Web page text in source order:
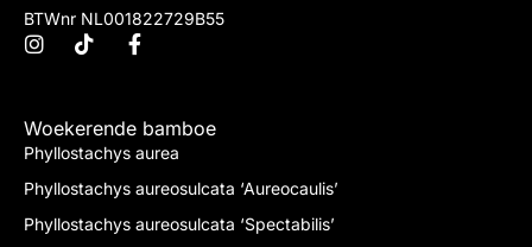
BTWnr NL001822729B55
Woekerende bamboe
Phyllostachys aurea
Phyllostachys aureosulcata ‘Aureocaulis’
Phyllostachys aureosulcata ‘Spectabilis’